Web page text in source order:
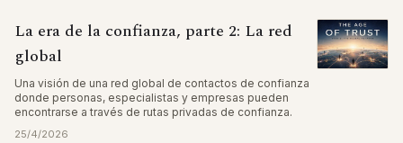
La era de la confianza, parte 2: La red
global
Una visión de una red global de contactos de confianza
donde personas, especialistas y empresas pueden
encontrarse a través de rutas privadas de confianza.
25/4/2026